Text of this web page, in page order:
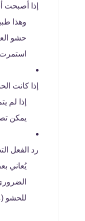
إذا أصبحت
وهذا
حشو
إذا كانت
إذا لم
يمكن
رد الفعل
يُعاني
للحشو